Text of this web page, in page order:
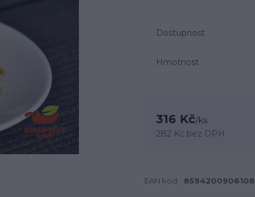
Dostupnost
Hmotnost
316 Kč/ks
282 Kč bez DPH
EAN kód: 8594200906108